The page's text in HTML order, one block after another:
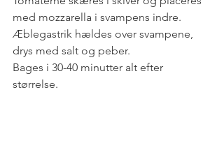
med mozzarella i svampens indre.
Æblegastrik hældes over svampene,
drys med salt og peber.
Bages i 30-40 minutter alt efter
størrelse.